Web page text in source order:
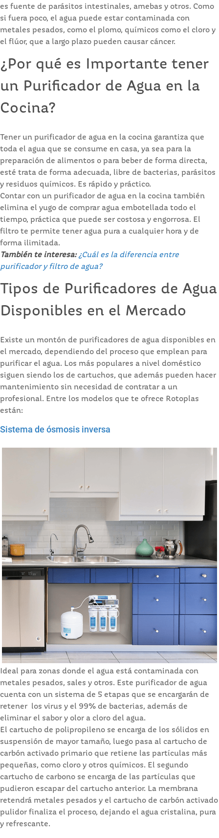
es fuente de parásitos intestinales, amebas y otros. Como
si fuera poco, el agua puede estar contaminada con
metales pesados, como el plomo, químicos como el cloro y
el flúor, que a largo plazo pueden causar cáncer.
¿Por qué es Importante tener
un Purificador de Agua en la
Cocina?
Tener un purificador de agua en la cocina garantiza que
toda el agua que se consume en casa, ya sea para la
preparación de alimentos o para beber de forma directa,
esté trata de forma adecuada, libre de bacterias, parásitos
y residuos químicos. Es rápido y práctico.
Contar con un purificador de agua en la cocina también
elimina el yugo de comprar agua embotellada todo el
tiempo, práctica que puede ser costosa y engorrosa. El
filtro te permite tener agua pura a cualquier hora y de
forma ilimitada.
También te interesa:¿Cuál es la diferencia entre
purificador y filtro de agua?
Tipos de Purificadores de Agua
Disponibles en el Mercado
Existe un montón de purificadores de agua disponibles en
el mercado, dependiendo del proceso que emplean para
purificar el agua. Los más populares a nivel doméstico
siguen siendo los de cartuchos, que además pueden hacer
mantenimiento sin necesidad de contratar a un
profesional. Entre los modelos que te ofrece Rotoplas
están:
Sistema de ósmosis inversa
Ideal para zonas donde el agua está contaminada con
metales pesados, sales y otros. Este purificador de agua
cuenta con un sistema de 5 etapas que se encargarán de
retener los virus y el 99% de bacterias, además de
eliminar el sabor y olor a cloro del agua.
El cartucho de polipropileno se encarga de los sólidos en
suspensión de mayor tamaño, luego pasa al cartucho de
carbón activado primario que retiene las partículas más
pequeñas, como cloro y otros químicos. El segundo
cartucho de carbono se encarga de las partículas que
pudieron escapar del cartucho anterior. La membrana
retendrá metales pesados y el cartucho de carbón activado
pulidor finaliza el proceso, dejando el agua cristalina, pura
y refrescante.